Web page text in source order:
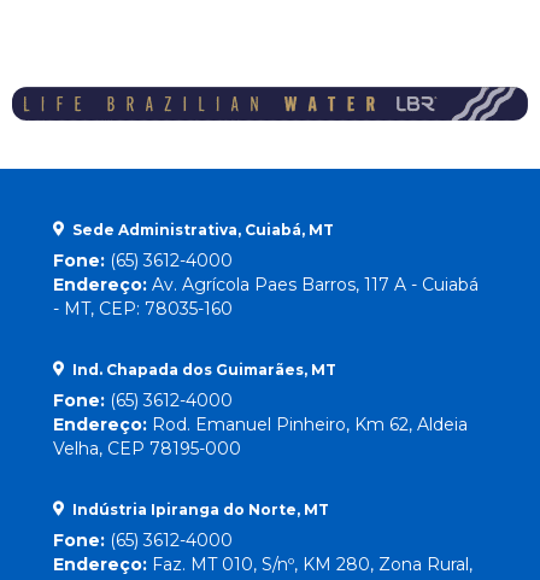
Sede Administrativa, Cuiabá, MT
Fone: (65) 3612-4000
Endereço: Av. Agrícola Paes Barros, 117 A - Cuiabá
- MT, CEP: 78035-160
Ind. Chapada dos Guimarães, MT
Fone: (65) 3612-4000
Endereço: Rod. Emanuel Pinheiro, Km 62, Aldeia
Velha, CEP 78195-000
Indústria Ipiranga do Norte, MT
Fone: (65) 3612-4000
Endereço: Faz. MT 010, S/nº, KM 280, Zona Rural,